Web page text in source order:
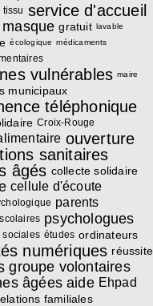
tissu service d'accueil
masque gratuit lavable
écologique médicaments
vulnérables maire
municipaux
téléphonique
Croix-Rouge
ouverture
sanitaires
âgés collecte solidaire
cellule d'écoute
parents
psychologues
sociales études ordinateurs
numériques réussite
groupe volontaires
âgées aide Ehpad
familiales